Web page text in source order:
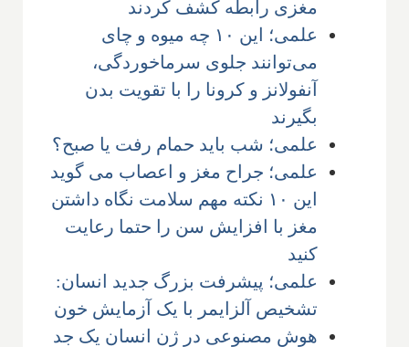
مغزی رابطه کشف کردند
علمی؛ این ۱۰ چه میوه و چای
می‌توانند جلوی سرماخوردگی،
آنفولانز و کرونا را با تقویت بدن
بگیرند
علمی؛ شب باید حمام رفت یا صبح؟
علمی؛ جراح مغز و اعصاب می گوید
این ۱۰ نکته مهم سلامت نگاه داشتن
مغز با افزایش سن را حتما رعایت
کنید
علمی؛ پیشرفت بزرگ جدید انسان:
تشخیص آلزایمر با یک آزمایش خون
هوش مصنوعی در ژن انسان یک جد